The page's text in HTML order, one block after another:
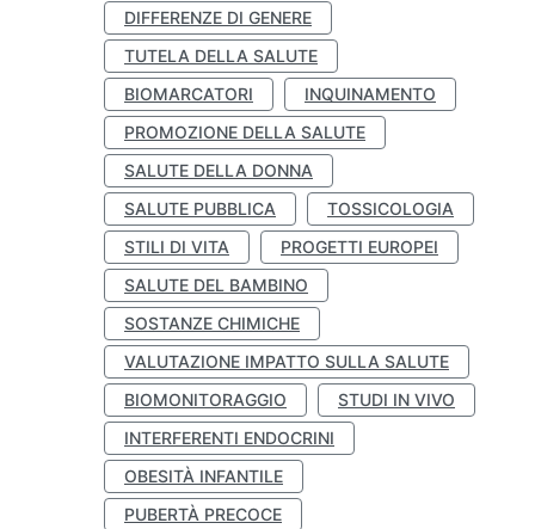
DIFFERENZE DI GENERE
TUTELA DELLA SALUTE
BIOMARCATORI
INQUINAMENTO
PROMOZIONE DELLA SALUTE
SALUTE DELLA DONNA
SALUTE PUBBLICA
TOSSICOLOGIA
STILI DI VITA
PROGETTI EUROPEI
SALUTE DEL BAMBINO
SOSTANZE CHIMICHE
VALUTAZIONE IMPATTO SULLA SALUTE
BIOMONITORAGGIO
STUDI IN VIVO
INTERFERENTI ENDOCRINI
OBESITÀ INFANTILE
PUBERTÀ PRECOCE